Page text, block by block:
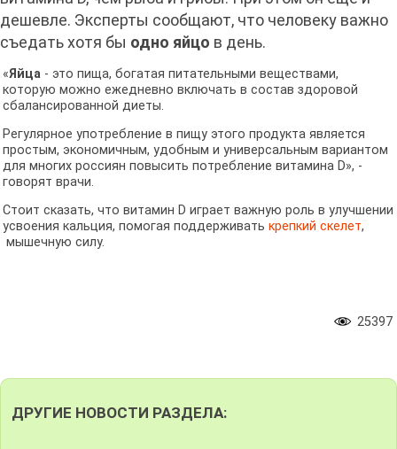
дешевле. Эксперты сообщают, что человеку важно
съедать хотя бы одно яйцо в день.
«Яйца- это пища, богатая питательными веществами,
которую можно ежедневно включать в состав здоровой
сбалансированной диеты.
Регулярное употребление в пищу этого продукта является
простым, экономичным, удобным и универсальным вариантом
для многих россиян повысить потребление витамина D», -
говорят врачи.
Стоит сказать, что витамин D играет важную роль в улучшении
усвоения кальция, помогая поддерживать крепкий скелет,
мышечную силу.
25397
ДРУГИЕ НОВОСТИ РАЗДЕЛА: